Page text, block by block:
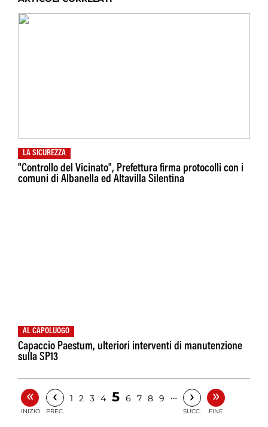
LA SICUREZZA
"Controllo del Vicinato", Prefettura firma protocolli con i
comuni di Albanella ed Altavilla Silentina
AL CAPOLUOGO
Capaccio Paestum, ulteriori interventi di manutenzione
sulla SP13
«
INIZIO
‹
PREC.
1 2 3 4 5 6 7 8 9 … ›
SUCC.
»
FINE